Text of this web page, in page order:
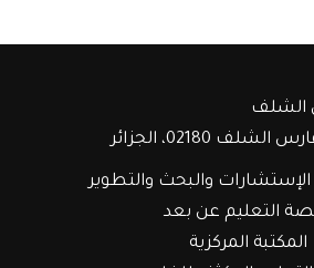
الشلف
والبحث والتطوير
التعليم عن بعد
المكتبة المركزية